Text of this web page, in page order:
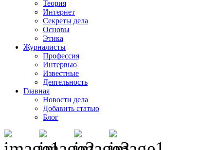
Теория
Интернет
Секреты дела
Основы
Этика
Журналисты
Профессия
Интервью
Известные
Деятельность
Главная
Новости дела
Добавить статью
Блог